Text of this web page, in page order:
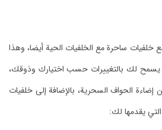
ساحرة مع الخلفيات الحية أيضا، وهذا
يسمح لك بالتغييرات حسب اختيارك وذوقك،
الحواف السحرية، بالإضافة إلى خلفيات
يقدمها لك: